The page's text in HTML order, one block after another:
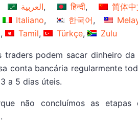
العربية हिन्दी
简体中
Italiano 한국어
Tamil Türkçe Zulu
podem sacar dinheiro da
conta bancária regularmente
a 5 dias úteis.
não concluímos as etapas